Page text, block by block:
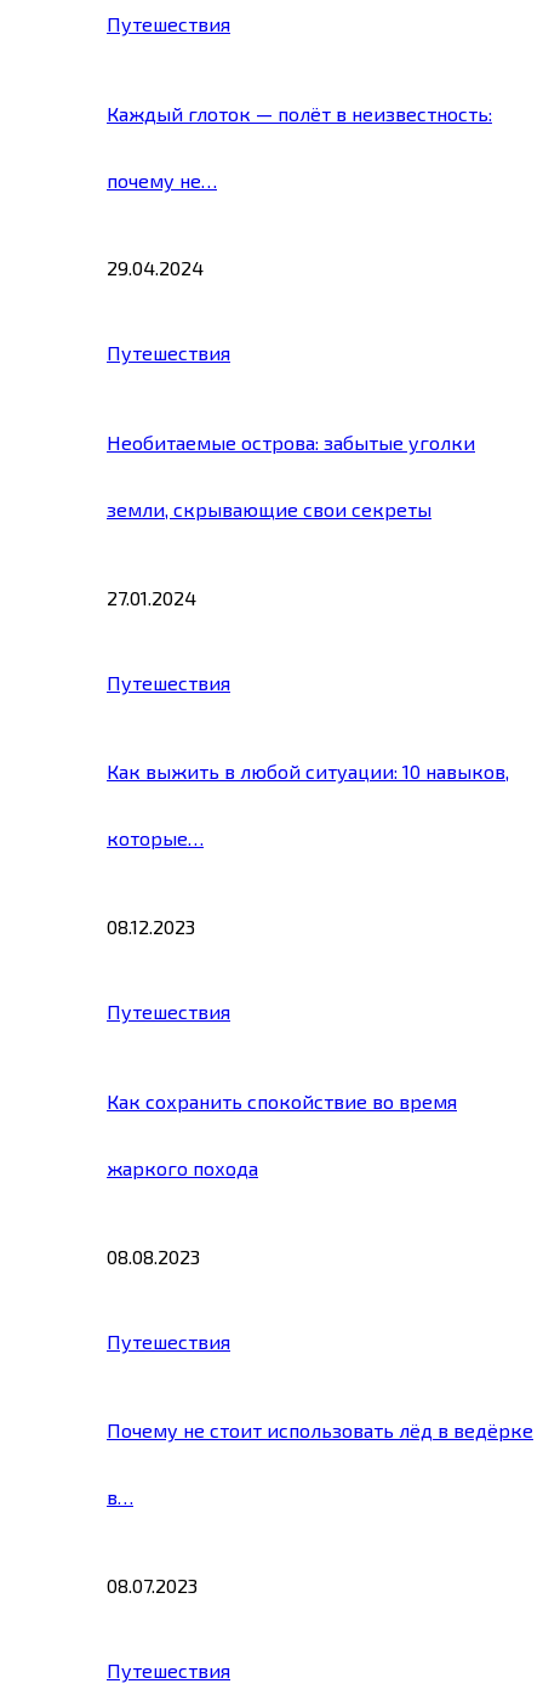
Путешествия
Каждый глоток — полёт в неизвестность:
почему не…
29.04.2024
Путешествия
Необитаемые острова: забытые уголки
земли, скрывающие свои секреты
27.01.2024
Путешествия
Как выжить в любой ситуации: 10 навыков,
которые…
08.12.2023
Путешествия
Как сохранить спокойствие во время
жаркого похода
08.08.2023
Путешествия
Почему не стоит использовать лёд в ведёрке
в…
08.07.2023
Путешествия